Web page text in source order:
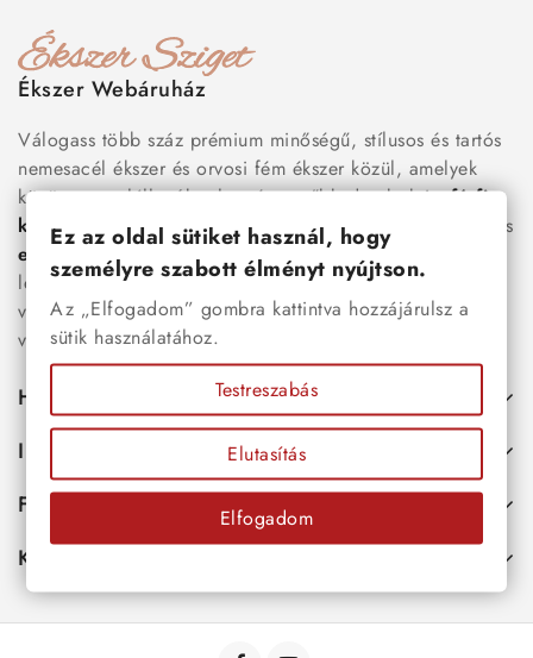
Ékszer Webáruház
Válogass több száz prémium minőségű, stílusos és tartós
nemesacél ékszer és orvosi fém ékszer közül, amelyek
között megtalálhatók a legnépszerűbb darabok is:férfi
karkötők
, női nyakláncok , karikagyűrűk
és
esküvői kiegészítőkegyaránt. Webáruházunkban a
legújabb trendeket követő, mégis időtálló ékszerek közül
választhatsz – legyen szó ajándékról, mindennapi
viseletről vagy különleges alkalmakról.
Hasznos
Információk
Fiókod
Kapcsolat
Ez az oldal sütiket használ, hogy
személyre szabott élményt nyújtson.
Az „Elfogadom” gombra kattintva hozzájárulsz a
sütik használatához.
Testreszabás
Elutasítás
Elfogadom